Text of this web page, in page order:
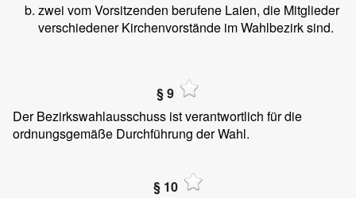
zwei vom Vorsitzenden berufene Laien, die Mitglieder
verschiedener Kirchenvorstände im Wahlbezirk sind.
§ 9
Der Bezirkswahlausschuss ist verantwortlich für die
ordnungsgemäße Durchführung der Wahl.
§ 10